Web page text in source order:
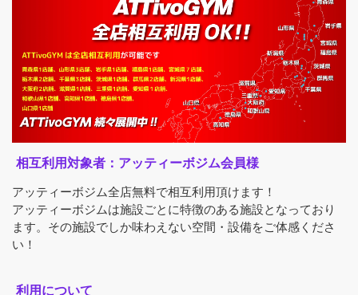
相互利用対象者：アッティーボジム会員様
アッティーボジム全店無料で相互利用頂けます！
アッティーボジムは施設ごとに特徴のある施設となっており
ます。その施設でしか味わえない空間・設備をご体感くださ
い！
利用について